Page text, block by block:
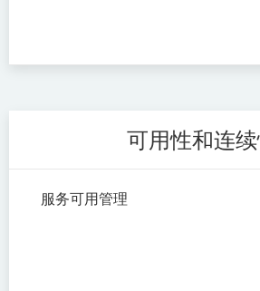
可用性和连
服务可用管理